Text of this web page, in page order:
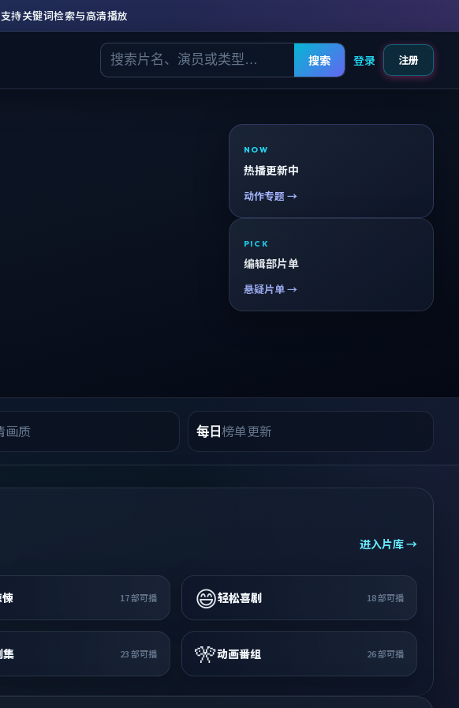
持关键词检索与高清播放
搜索 登录 注册
NOW
热播更新中
动作专题 →
PICK
编辑部片单
悬疑片单 →
画质 每日榜单更新
进入片库 →
17部可播 😄轻松喜剧 18部可播
集 23部可播 🎌动画番组 26部可播